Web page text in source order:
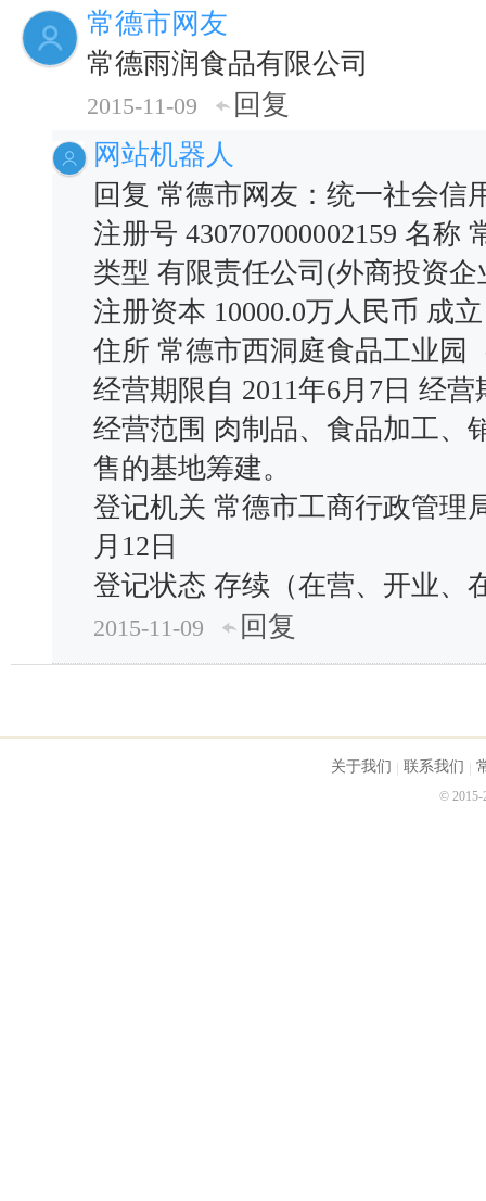
常德市网友
常德雨润食品有限公司
2015-11-09
回复
网站机器人
回复 常德市网友：统一社会信
注册号 430707000002159 名称
类型 有限责任公司(外商投资
注册资本 10000.0万人民币 成
住所 常德市西洞庭食品工业园
经营期限自 2011年6月7日 经营
经营范围 肉制品、食品加工、
售的基地筹建。
登记机关 常德市工商行政管理
月12日
登记状态 存续（在营、开业、
2015-11-09 回复
关于我们 联系我们
© 2015-